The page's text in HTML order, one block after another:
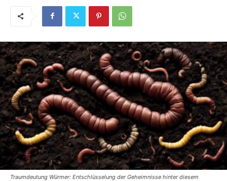
Traumdeutung Würmer: Entschlüsselung der Geheimnisse hinter diesem